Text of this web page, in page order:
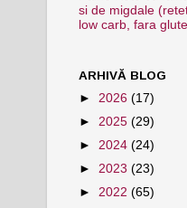
si de migdale
low carb, fara
ARHIVĂ BLOG
► 2026 (17)
► 2025 (29)
► 2024 (24)
► 2023 (23)
► 2022 (65)